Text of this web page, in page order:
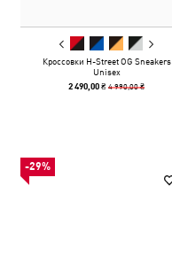
Кроссовки H-Street OG Sneakers
Unisex
2 490,00 ₴4 990,00 ₴
-29%